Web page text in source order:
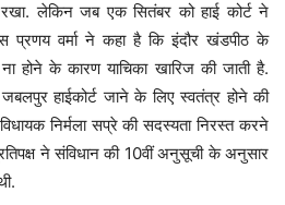
लेकिन जब एक सितंबर को हाई कोर्ट ने
प्रणय वर्मा ने कहा है कि इंदौर खंडपीठ के
ना होने के कारण याचिका खारिज की जाती है.
जबलपुर हाईकोर्ट जाने के लिए स्वतंत्र होने की
निर्मला सप्रे की सदस्यता निरस्त करने
ने संविधान की 10वीं अनुसूची के अनुसार